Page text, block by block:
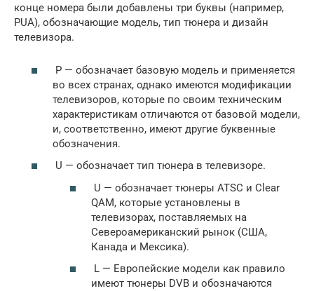
конце номера были добавлены три буквы (например,
PUA), обозначающие модель, тип тюнера и дизайн
телевизора.
P — обозначает базовую модель и применяется
во всех странах, однако имеются модификации
телевизоров, которые по своим техническим
характеристикам отличаются от базовой модели,
и, соответственно, имеют другие буквенные
обозначения.
U — обозначает тип тюнера в телевизоре.
U — обозначает тюнеры ATSC и Clear
QAM, которые установлены в
телевизорах, поставляемых на
Североамериканский рынок (США,
Канада и Мексика).
L — Европейские модели как правило
имеют тюнеры DVB и обозначаются